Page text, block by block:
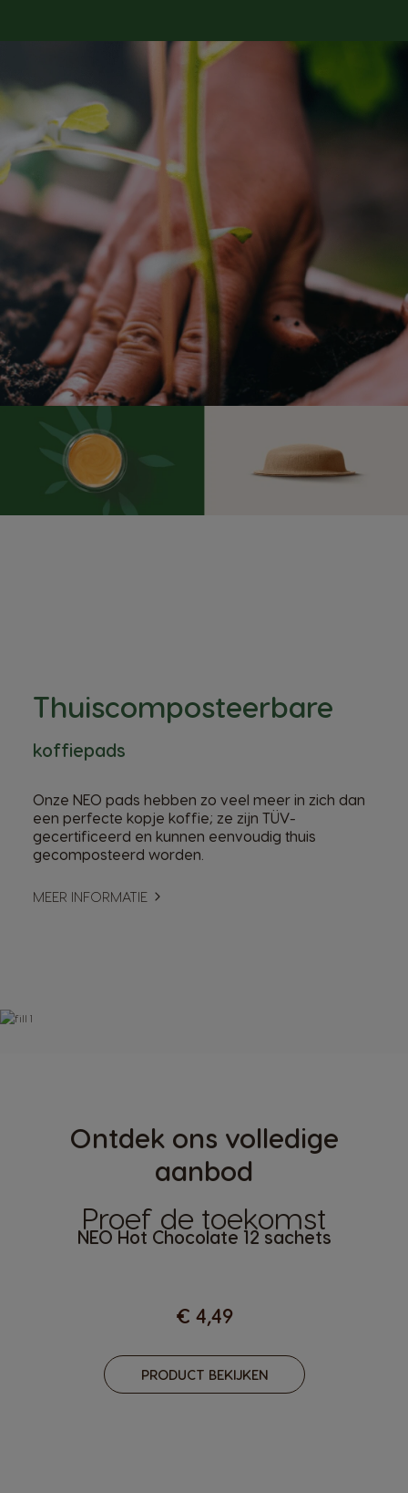
Thuiscomposteerbare
koffiepads
Onze NEO pads hebben zo veel meer in zich dan
een perfecte kopje koffie; ze zijn TÜV-
gecertificeerd en kunnen eenvoudig thuis
gecomposteerd worden.
MEER INFORMATIE
Ontdek ons volledige
aanbod
Proef de toekomst
NEO Hot Chocolate 12 sachets
€ 4,49
PRODUCT BEKIJKEN